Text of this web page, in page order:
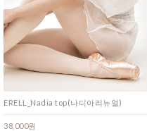
ERELL_Nadia top(나디아리뉴얼)
38,000원